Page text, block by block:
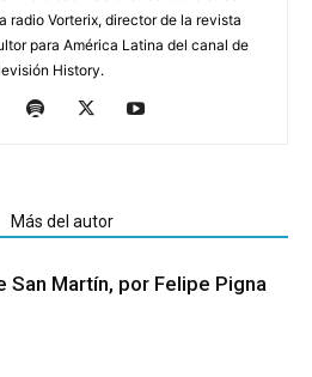
radio Vorterix, director de la revista
para América Latina del canal de
History.
Más del autor
San Martín, por Felipe Pigna